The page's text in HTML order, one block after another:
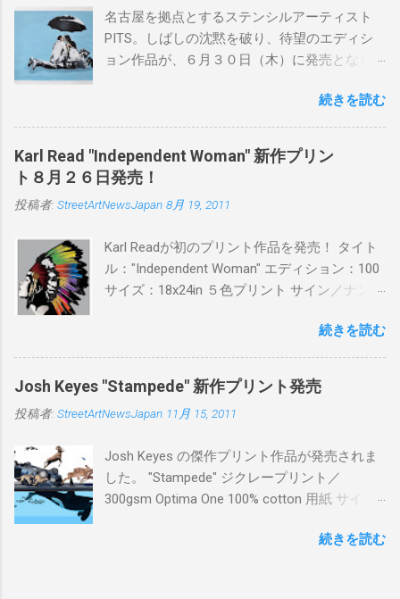
名古屋を拠点とするステンシルアーティスト
PITS。しばしの沈黙を破り、待望のエディシ
ョン作品が、６月３０日（木）に発売となり
品に落とし込むスタイルは今作でも健在。(
PITSの過去記事はこちらから ) 発売日：6月30
日(木)19時 タイトル：SWEET KISS カラー：
BLUE/MINT GREEN/PINK/YELLOW エディショ
ン：各色５ サイズ：800mm × 550mm 価格：
¥16,000(¥17,280) 購入は、 こちら から
続きを読む
Karl Read "Independent Woman" 新作プリン
ト８月２６日発売！
投稿者: StreetArtNewsJapan 8月 19, 2011
Karl Readが初のプリント作品を発売！ タイト
ル："Independent Woman" エディション：100
サイズ：18x24in ５色プリント サイン／ナンバ
ドフィニッシュバージョン（エディション：
25）$125 購入は８月２６日に こちら から
続きを読む
Josh Keyes "Stampede" 新作プリント発売
投稿者: StreetArtNewsJapan 11月 15, 2011
Josh Keyes の傑作プリント作品が発売されま
した。 "Stampede" ジクレープリント／
300gsm Optima One 100% cotton 用紙 サイズ:
ィション：350 価格: $350 + 送料 購入は こち
続きを読む